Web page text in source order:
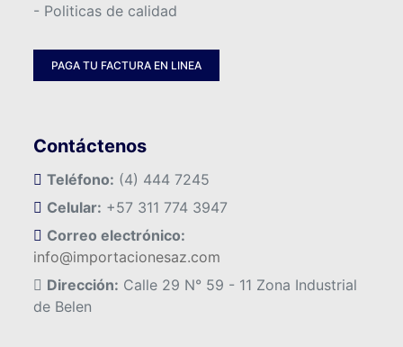
- Politicas de calidad
PAGA TU FACTURA EN LINEA
Contáctenos
Teléfono: (4) 444 7245
Celular: +57 311 774 3947
Correo electrónico:
info@importacionesaz.com
Dirección: Calle 29 N° 59 - 11 Zona Industrial
de Belen